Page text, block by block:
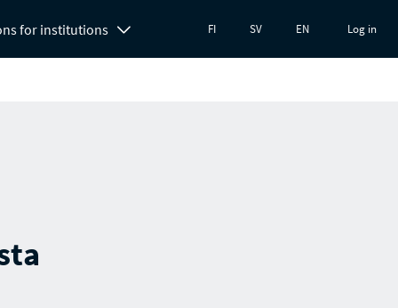
for institutions FI SV EN Log in